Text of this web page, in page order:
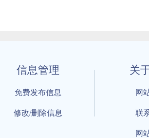
信息管理
免费发布信息
修改/删除信息
关
网
联
网